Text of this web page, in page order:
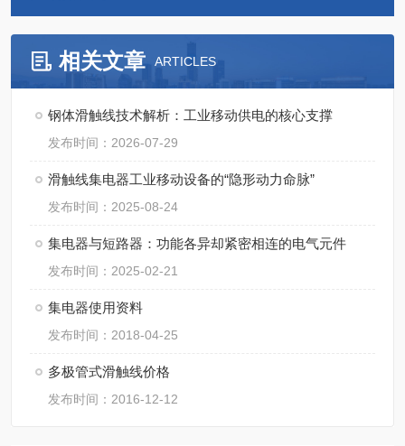
相关文章 ARTICLES
钢体滑触线技术解析：工业移动供电的核心支撑
发布时间：2026-07-29
滑触线集电器工业移动设备的“隐形动力命脉”
发布时间：2025-08-24
集电器与短路器：功能各异却紧密相连的电气元件
发布时间：2025-02-21
集电器使用资料
发布时间：2018-04-25
多极管式滑触线价格
发布时间：2016-12-12